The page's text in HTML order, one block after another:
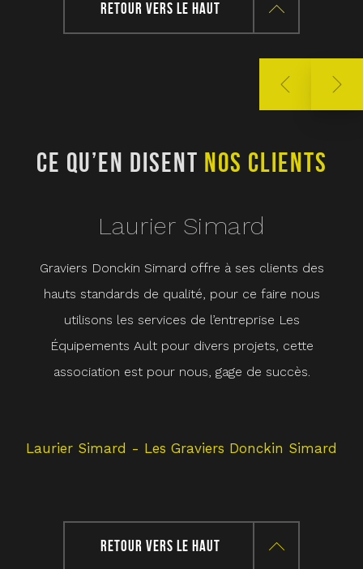
RETOUR VERS LE HAUT
CE QU’EN DISENT NOS CLIENTS
Laurier Simard
Graviers Donckin Simard offre à ses clients des
hauts standards de qualité, pour ce faire nous
utilisons les services de l’entreprise Les
Équipements Ault pour divers projets, cette
association est pour nous, gage de succès.
Laurier Simard - Les Graviers Donckin Simard
RETOUR VERS LE HAUT